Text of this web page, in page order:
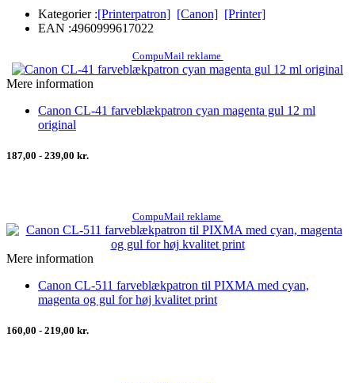
Kategorier :[Printerpatron] [Canon] [Printer]
EAN :4960999617022
CompuMail reklame
Mere information
Canon CL-41 farveblækpatron cyan magenta gul 12 ml
original
187,00 - 239,00 kr.
CompuMail reklame
Mere information
Canon CL-511 farveblækpatron til PIXMA med cyan,
magenta og gul for høj kvalitet print
160,00 - 219,00 kr.